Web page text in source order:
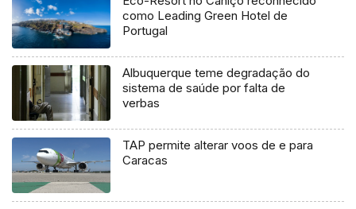
como Leading Green Hotel de
Portugal
Albuquerque teme degradação do
sistema de saúde por falta de
verbas
TAP permite alterar voos de e para
Caracas